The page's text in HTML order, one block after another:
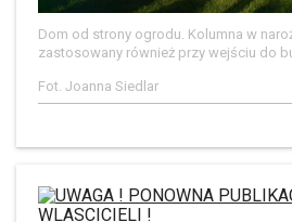
Dom od strony ogrodu. Kolumna w
zastosowany również przy wejściu do
Fot. Joanna Siedlar